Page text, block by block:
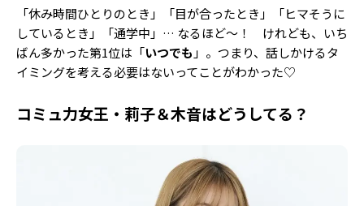
「休み時間ひとりのとき」「目が合ったとき」「ヒマそうに
しているとき」「通学中」… なるほど〜！ けれども、いち
ばん多かった第1位は「いつでも 」。つまり、話しかけるタ
イミングを考える必要はないってことがわかった♡
コミュ力女王・莉子＆木音はどうしてる？